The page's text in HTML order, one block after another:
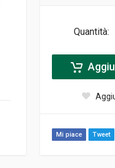
Quantità:
Mi piace Tweet